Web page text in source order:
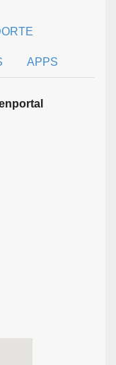
APPS